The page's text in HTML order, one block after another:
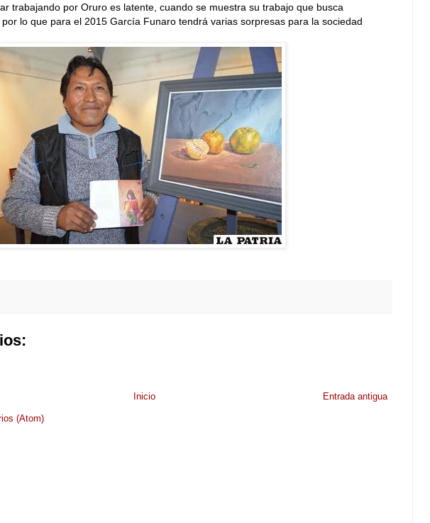
trabajando por Oruro es latente, cuando se muestra su trabajo que busca
lo que para el 2015 García Funaro tendrá varias sorpresas para la sociedad
Entrada antigua
Inicio
(Atom)